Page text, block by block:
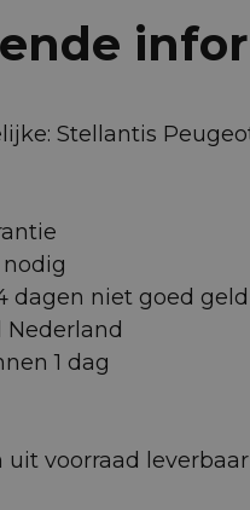
Stellantis
dagen niet goed
Nederland
1 dag
uit voorraad leverbaar